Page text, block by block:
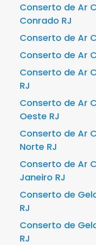
Conserto de Ar
Conrado RJ
Conserto de Ar
Conserto de Ar
Conserto de Ar
RJ
Conserto de Ar
Oeste RJ
Conserto de Ar
Norte RJ
Conserto de Ar
Janeiro RJ
Conserto de
RJ
Conserto de
RJ